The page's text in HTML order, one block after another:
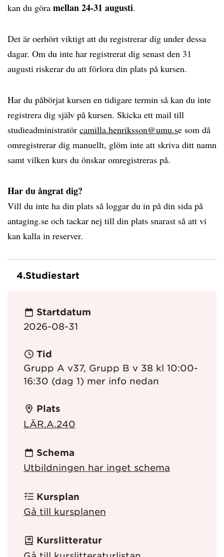
kan du göra mellan 24-31 augusti.
Det är oerhört viktigt att du registrerar dig under dessa
dagar. Om du inte har registrerat dig senast den 31
augusti riskerar du att förlora din plats på kursen.
Har du påbörjat kursen en tidigare termin så kan du inte
registrera dig själv på kursen. Skicka ett mail till
studieadministratör camilla.henriksson@umu.se som då
omregistrerar dig manuellt, glöm inte att skriva ditt namn
samt vilken kurs du önskar omregistreras på.
Har du ångrat dig?
Vill du inte ha din plats så loggar du in på din sida på
antaging.se och tackar nej till din plats snarast så att vi
kan kalla in reserver.
4.Studiestart
Startdatum
2026-08-31
Tid
Grupp A v37, Grupp B v 38 kl 10:00-
16:30 (dag 1) mer info nedan
Plats
LÄR.A.240
Schema
Utbildningen har inget schema
Kursplan
Gå till kursplanen
Kurslitteratur